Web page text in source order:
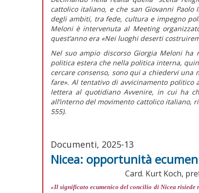
cattolico italiano, e che san Giovanni
degli ambiti, tra fede, cultura e impegno
Meloni è intervenuta al Meeting
quest’anno era «Nei luoghi deserti
Nel suo ampio discorso Giorgia Meloni
politica estera che nella politica interna,
cercare consenso, sono qui a chiedervi
fare». Al tentativo di avvicinamento politico
lettera al quotidianoAvvenire, in cui ha
all’interno del movimento cattolico italiano,
555).
Documenti, 2025-13
Nicea: opportunità
Card. Kurt Koch,
«Il significato ecumenico del concilio di Nicea risiede